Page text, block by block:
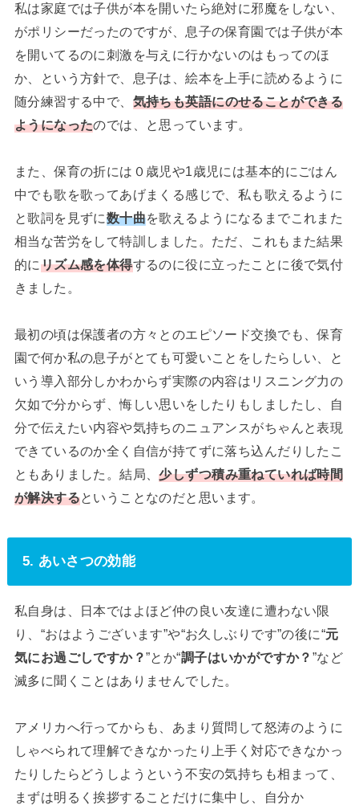
私は家庭では子供が本を開いたら絶対に邪魔をしない、
がポリシーだったのですが、息子の保育園では子供が本
を開いてるのに刺激を与えに行かないのはもってのほ
か、という方針で、息子は、絵本を上手に読めるように
随分練習する中で、 気持ちも英語にのせることができる
ようになったのでは、と思っています。
また、保育の折には０歳児や1歳児には基本的にごはん
中でも歌を歌ってあげまくる感じで、私も歌えるように
と歌詞を見ずに数十曲を歌えるようになるまでこれまた
相当な苦労をして特訓しました。ただ、これもまた結果
的にリズム感を体得するのに役に立ったことに後で気付
きました。
最初の頃は保護者の方々とのエピソード交換でも、保育
園で何か私の息子がとても可愛いことをしたらしい、と
いう導入部分しかわからず実際の内容はリスニング力の
欠如で分からず、悔しい思いをしたりもしましたし、自
分で伝えたい内容や気持ちのニュアンスがちゃんと表現
できているのか全く自信が持てずに落ち込んだりしたこ
ともありました。結局、少しずつ積み重ねていれば時間
が解決するということなのだと思います。
5. あいさつの効能
私自身は、日本ではよほど仲の良い友達に遭わない限
り、“おはようございます”や“お久しぶりです”の後に“元
気にお過ごしですか？”とか“調子はいかがですか？ ”など
滅多に聞くことはありませんでした。
アメリカへ行ってからも、あまり質問して怒涛のように
しゃべられて理解できなかったり上手く対応できなかっ
たりしたらどうしようという不安の気持ちも相まって、
まずは明るく挨拶することだけに集中し、自分か